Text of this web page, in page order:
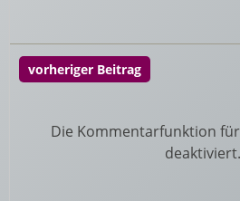
vorheriger Beitrag
Die Kommentarfunktion
deaktiviert.